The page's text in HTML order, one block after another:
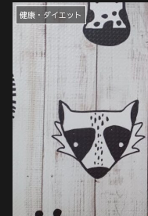
健康・ダイエット